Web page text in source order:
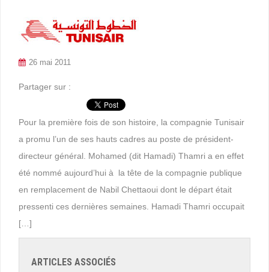
26 mai 2011
Partager sur :
Pour la première fois de son histoire, la compagnie Tunisair
a promu l’un de ses hauts cadres au poste de président-
directeur général. Mohamed (dit Hamadi) Thamri a en effet
été nommé aujourd’hui à la tête de la compagnie publique
en remplacement de Nabil Chettaoui dont le départ était
pressenti ces dernières semaines. Hamadi Thamri occupait
[…]
ARTICLES ASSOCIÉS